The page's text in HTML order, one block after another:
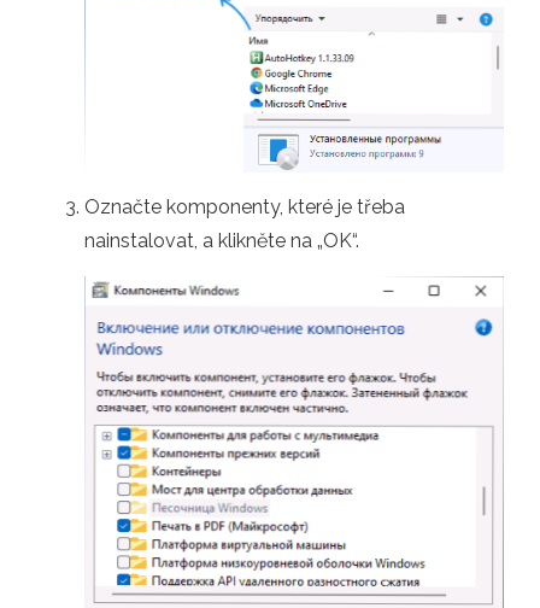
Označte komponenty, které je třeba
nainstalovat, a klikněte na „OK“.